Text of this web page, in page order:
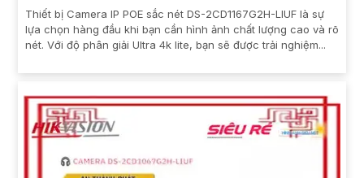
Thiết bị Camera IP POE sắc nét DS-2CD1167G2H-LIUF là sự
lựa chọn hàng đầu khi bạn cần hình ảnh chất lượng cao và rõ
nét. Với độ phân giải Ultra 4k lite, bạn sẽ được trải nghiệm...